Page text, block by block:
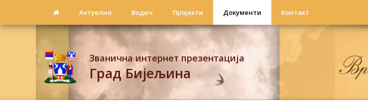
Актуелно Водич Пројекти Документи Контакт
Званична интернет презентација
Град Бијељина